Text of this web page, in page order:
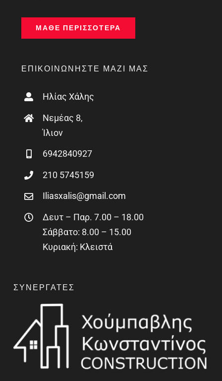
ΜΆΘΕ ΠΕΡΙΣΣΌΤΕΡΑ
ΕΠΙΚΟΙΝΩΝΉΣΤΕ ΜΑΖΊ ΜΑΣ
Ηλίας Χάλης
Νεμέας 8,
Ίλιον
6942840927
210 5745159
Iliasxalis@gmail.com
Δευτ – Παρ. 7.00 – 18.00
Σάββατο: 8.00 – 15.00
Κυριακή: Κλειστά
ΣΥΝΕΡΓΆΤΕΣ